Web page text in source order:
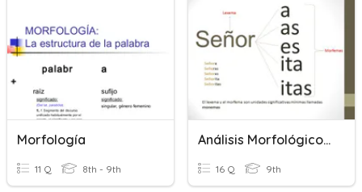
Morfología
11 Q 8th - 9th
Análisis Morfológico Quiz
16 Q 9th